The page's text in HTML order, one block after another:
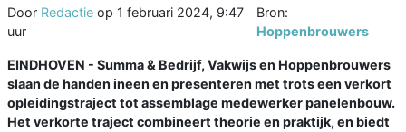
Door Redactie op 1 februari 2024, 9:47
uur
Bron:
Hoppenbrouwers
EINDHOVEN - Summa & Bedrijf, Vakwijs en Hoppenbrouwers
slaan de handen ineen en presenteren met trots een verkort
opleidingstraject tot assemblage medewerker panelenbouw.
Het verkorte traject combineert theorie en praktijk, en biedt